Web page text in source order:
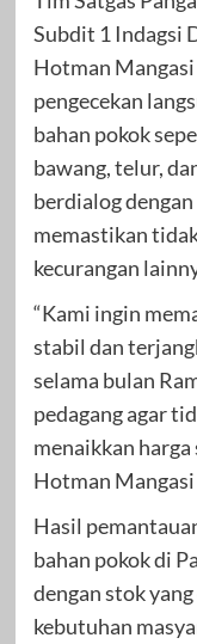
Subdit 1 Indagsi
Hotman Mangasi
pengecekan
bahan pokok
bawang, telur,
berdialog
memastikan
kecurangan
“Kami ingin
stabil dan
selama bulan
pedagang agar
menaikkan harga
Hotman Mangasi
Hasil
bahan pokok di
dengan stok
kebutuhan